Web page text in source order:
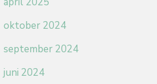
oktober 2024
september 2024
juni 2024